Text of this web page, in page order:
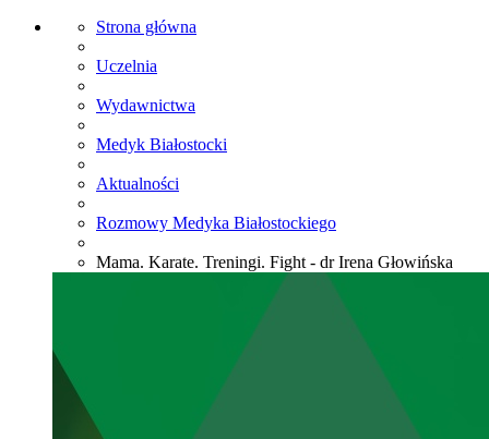
Strona główna
Uczelnia
Wydawnictwa
Medyk Białostocki
Aktualności
Rozmowy Medyka Białostockiego
Mama. Karate. Treningi. Fight - dr Irena Głowińska